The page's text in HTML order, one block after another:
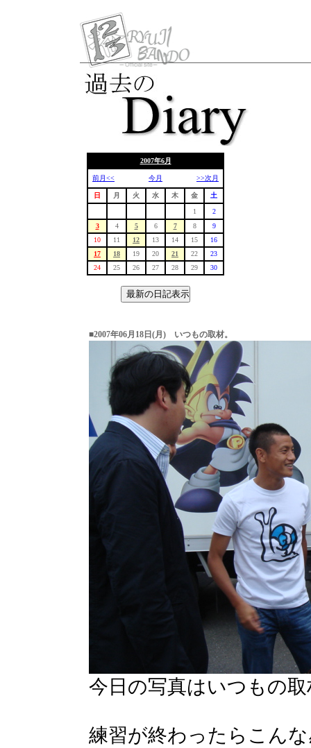
2007年6月
前月<< 今月 >>次月
日 月 火 水 木 金 土
1
2
3
4 5 6 7 8
9
10
11 12 13 14 15
16
17
18 19 20 21 22
23
24
25 26 27 28 29 30
■2007年06月18日(月) いつもの取材。
今日の写真はいつもの
練習が終わったらこん